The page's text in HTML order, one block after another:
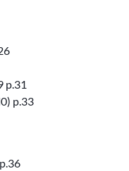
p.31
p.33